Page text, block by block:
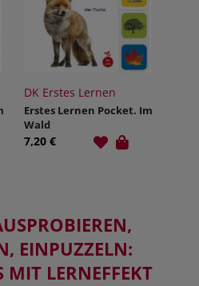
DK Erstes Lernen
Erstes Lernen Pocket. Im
Wald
7,20 €
EINPUZZELN:
MIT LERNEFFEKT